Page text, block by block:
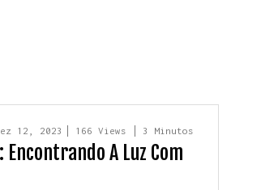
12, 2023 166 Views 3 Minutos
Encontrando A Luz Com